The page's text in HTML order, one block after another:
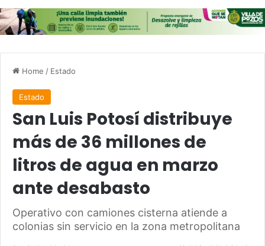
Home / Estado
Estado
San Luis Potosí distribuye
más de 36 millones de
litros de agua en marzo
ante desabasto
Operativo con camiones cisterna atiende a
colonias sin servicio en la zona metropolitana